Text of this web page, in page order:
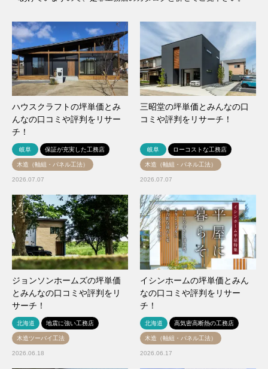
ハウスクラフトの坪単価とみ
んなの口コミや評判をリサー
チ！
岐阜 保証が充実した工務店
木造（軸組・パネル工法）
2026.07.07
三昭堂の坪単価とみんなの口
コミや評判をリサーチ！
岐阜 ローコストな工務店
木造（軸組・パネル工法）
2026.07.07
ジョンソンホームズの坪単価
とみんなの口コミや評判をリ
サーチ！
北海道 地震に強い工務店
木造ツーバイ工法
2026.06.18
イシンホームの坪単価とみん
なの口コミや評判をリサー
チ！
北海道 高気密高断熱の工務店
木造（軸組・パネル工法）
2026.06.17